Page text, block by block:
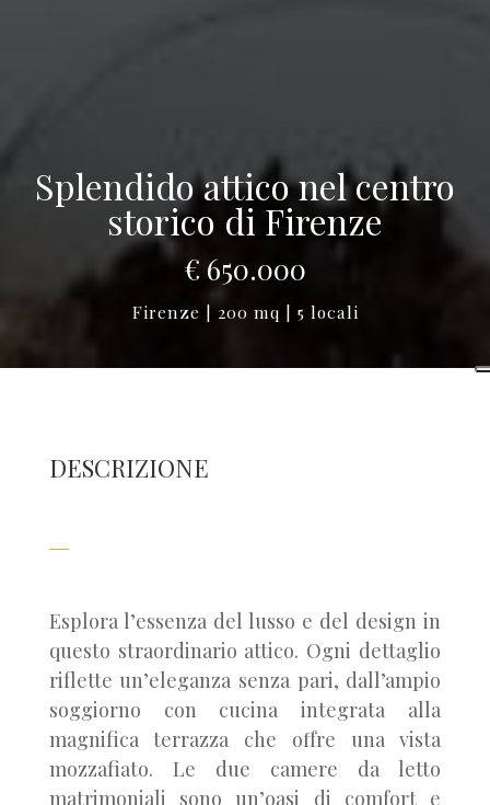
Splendido attico nel centro
storico di Firenze
€ 650.000
Firenze | 200 mq | 5 locali
DESCRIZIONE
Esplora l’essenza del lusso e del design in
questo straordinario attico. Ogni dettaglio
riflette un’eleganza senza pari, dall’ampio
soggiorno con cucina integrata alla
magnifica terrazza che offre una vista
mozzafiato. Le due camere da letto
matrimoniali sono un’oasi di comfort e